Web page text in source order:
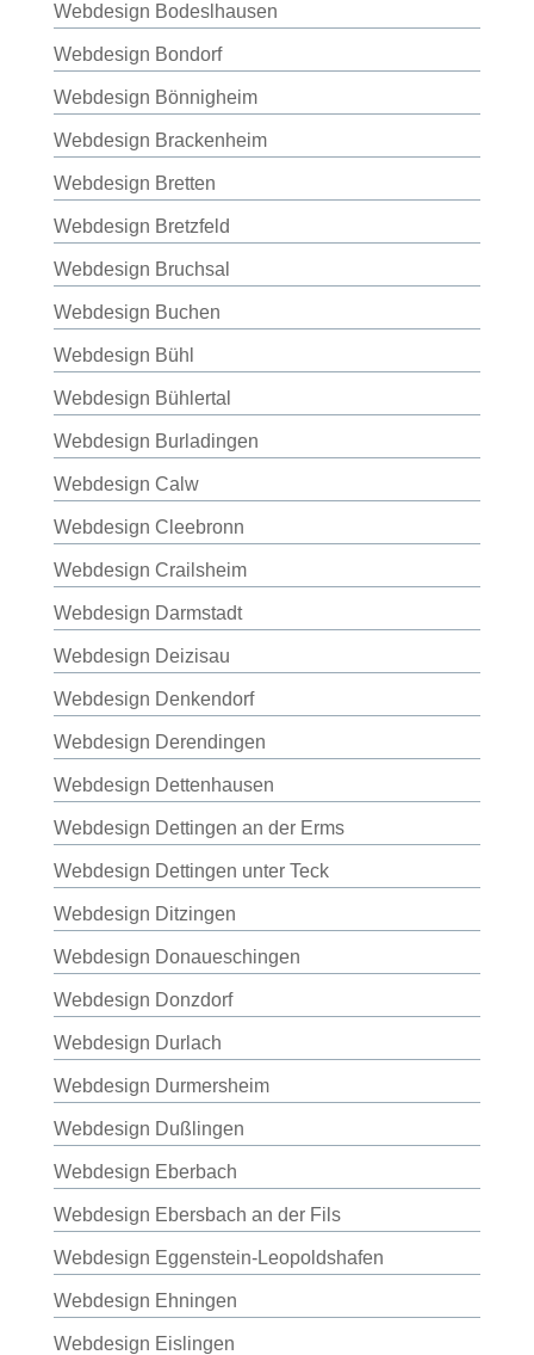
Webdesign Bodeslhausen
Webdesign Bondorf
Webdesign Bönnigheim
Webdesign Brackenheim
Webdesign Bretten
Webdesign Bretzfeld
Webdesign Bruchsal
Webdesign Buchen
Webdesign Bühl
Webdesign Bühlertal
Webdesign Burladingen
Webdesign Calw
Webdesign Cleebronn
Webdesign Crailsheim
Webdesign Darmstadt
Webdesign Deizisau
Webdesign Denkendorf
Webdesign Derendingen
Webdesign Dettenhausen
Webdesign Dettingen an der Erms
Webdesign Dettingen unter Teck
Webdesign Ditzingen
Webdesign Donaueschingen
Webdesign Donzdorf
Webdesign Durlach
Webdesign Durmersheim
Webdesign Dußlingen
Webdesign Eberbach
Webdesign Ebersbach an der Fils
Webdesign Eggenstein-Leopoldshafen
Webdesign Ehningen
Webdesign Eislingen